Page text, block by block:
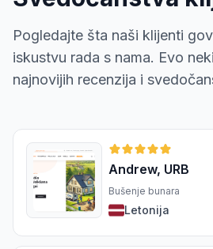
Pogledajte šta naši klijenti
iskustvu rada s nama. Evo
najnovijih recenzija i
Andrew, URB
Bušenje bunara
Letonija